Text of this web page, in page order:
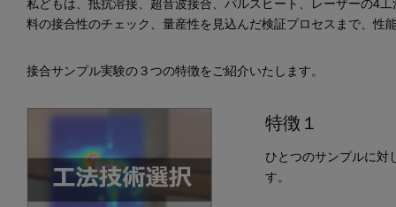
私どもは、抵抗溶接、超音波接合、パルスヒート、レーザーの4
料の接合性のチェック、量産性を見込んだ検証プロセスまで、性
接合サンプル実験の３つの特徴をご紹介いたします。
特徴１
ひとつのサンプルに対
す。